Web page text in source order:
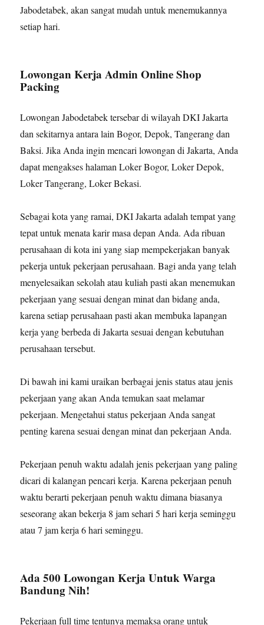
Jabodetabek, akan sangat mudah untuk menemukannya
setiap hari.
Lowongan Kerja Admin Online Shop
Packing
Lowongan Jabodetabek tersebar di wilayah DKI Jakarta
dan sekitarnya antara lain Bogor, Depok, Tangerang dan
Baksi. Jika Anda ingin mencari lowongan di Jakarta, Anda
dapat mengakses halaman Loker Bogor, Loker Depok,
Loker Tangerang, Loker Bekasi.
Sebagai kota yang ramai, DKI Jakarta adalah tempat yang
tepat untuk menata karir masa depan Anda. Ada ribuan
perusahaan di kota ini yang siap mempekerjakan banyak
pekerja untuk pekerjaan perusahaan. Bagi anda yang telah
menyelesaikan sekolah atau kuliah pasti akan menemukan
pekerjaan yang sesuai dengan minat dan bidang anda,
karena setiap perusahaan pasti akan membuka lapangan
kerja yang berbeda di Jakarta sesuai dengan kebutuhan
perusahaan tersebut.
Di bawah ini kami uraikan berbagai jenis status atau jenis
pekerjaan yang akan Anda temukan saat melamar
pekerjaan. Mengetahui status pekerjaan Anda sangat
penting karena sesuai dengan minat dan pekerjaan Anda.
Pekerjaan penuh waktu adalah jenis pekerjaan yang paling
dicari di kalangan pencari kerja. Karena pekerjaan penuh
waktu berarti pekerjaan penuh waktu dimana biasanya
seseorang akan bekerja 8 jam sehari 5 hari kerja seminggu
atau 7 jam kerja 6 hari seminggu.
Ada 500 Lowongan Kerja Untuk Warga
Bandung Nih!
Pekerjaan full time tentunya memaksa orang untuk